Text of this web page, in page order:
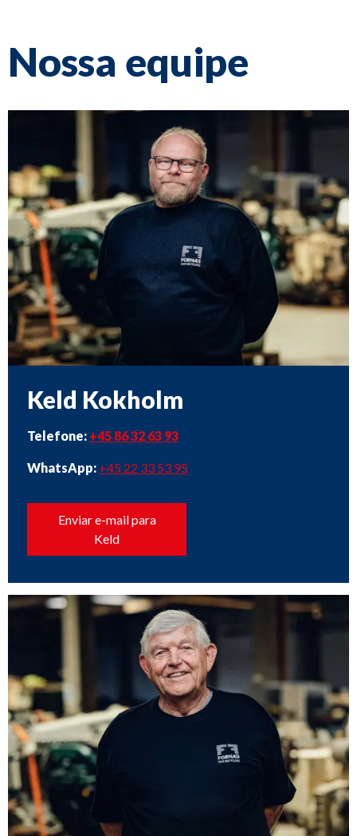
Nossa equipe
Keld Kokholm
Telefone: +45 86 32 63 93
WhatsApp: +45 22 33 53 95
Enviar e-mail para
Keld